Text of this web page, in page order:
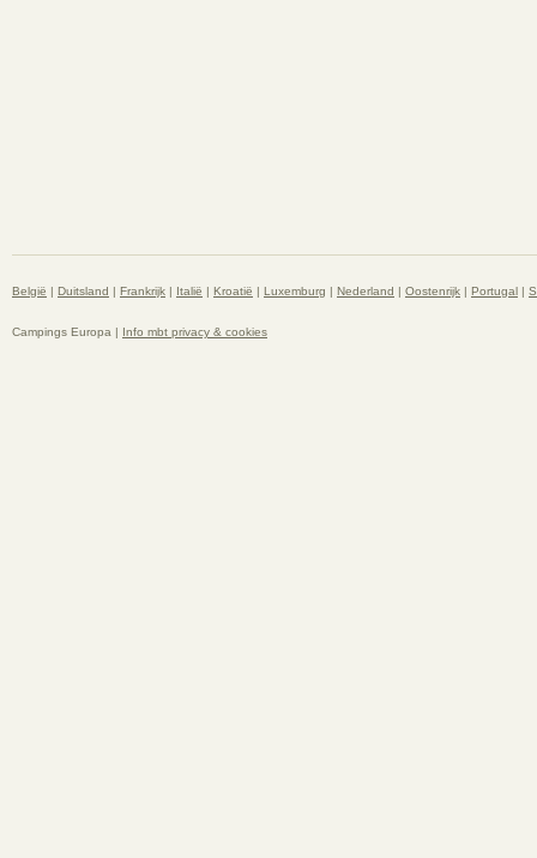
België | Duitsland | Frankrijk | Italië | Kroatië | Luxemburg | Nederland | Oostenrijk | Portugal |
Campings Europa | Info mbt privacy & cookies